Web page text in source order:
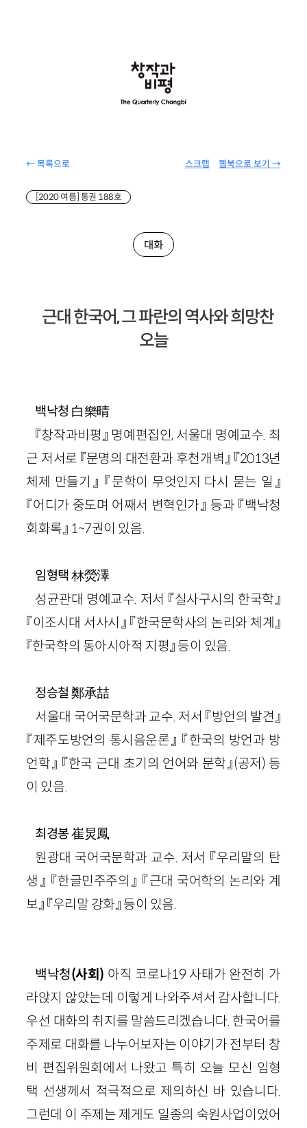
← 목록으로 웹북으로 보기 →
스크랩
[2020 여름] 통권 188호
대화
근대 한국어, 그 파란의 역사와 희망찬
오늘
백낙청 白樂晴
『창작과비평』 명예편집인, 서울대 명예교수. 최
근 저서로 『문명의 대전환과 후천개벽』 『2013년
체제 만들기』 『문학이 무엇인지 다시 묻는 일』
『어디가 중도며 어째서 변혁인가』 등과 『백낙청
회화록』 1~7권이 있음.
임형택 林熒澤
성균관대 명예교수. 저서 『실사구시의 한국학』
『이조시대 서사시』 『한국문학사의 논리와 체계』
『한국학의 동아시아적 지평』 등이 있음.
정승철 鄭承喆
서울대 국어국문학과 교수. 저서 『방언의 발견』
『제주도방언의 통시음운론』 『한국의 방언과 방
언학』 『한국 근대 초기의 언어와 문학』(공저) 등
이 있음.
최경봉崔炅鳳
원광대 국어국문학과 교수. 저서 『우리말의 탄
생』 『한글민주주의』 『근대 국어학의 논리와 계
보』 『우리말 강화』 등이 있음.
백낙청(사회) 아직 코로나19 사태가 완전히 가
라앉지 않았는데 이렇게 나와주셔서 감사합니다.
우선 대화의 취지를 말씀드리겠습니다. 한국어를
주제로 대화를 나누어보자는 이야기가 전부터 창
비 편집위원회에서 나왔고 특히 오늘 모신 임형
택 선생께서 적극적으로 제의하신 바 있습니다.
그런데 이 주제는 제게도 일종의 숙원사업이었어